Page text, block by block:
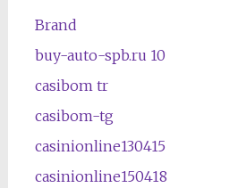
Brand
buy-auto-spb.ru 10
casibom tr
casibom-tg
casinionline130415
casinionline150418